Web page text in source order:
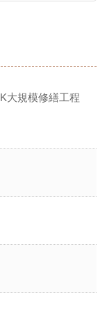
大規模修繕工程